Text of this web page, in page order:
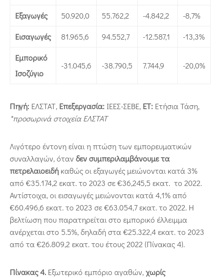
Εξαγωγές 50.920,0 55.762,2 -4.842,2 -8,7%
Εισαγωγές 81.965,6 94.552,7 -12.587,1 -13,3%
Εμπορικό
Ισοζύγιο
-31.045,6 -38.790,5 7.744,9 -20,0%
Πηγή: ΕΛΣΤΑΤ, Επεξεργασία: ΙΕΕΣ-ΣΕΒΕ, ΕΤ: Ετήσια Τάση,
*προσωρινά στοιχεία ΕΛΣΤΑΤ
Λιγότερο έντονη είναι η πτώση των εμπορευματικών
συναλλαγών, όταν δεν συμπεριλαμβάνουμε τα
πετρελαιοειδή καθώς οι εξαγωγές μειώνονται κατά 3%
από €35.174,2 εκατ. το 2023 σε €36,245,5 εκατ. το 2022.
Αντίστοιχα, οι εισαγωγές μειώνονται κατά 4,1% από
€60.496,6 εκατ. το 2023 σε €63.054,7 εκατ. το 2022. Η
βελτίωση που παρατηρείται στο εμπορικό έλλειμμα
ανέρχεται στο 5.5%, δηλαδή στα €25.322,4 εκατ. το 2023
από τα €26.809,2 εκατ. του έτους 2022 (Πίνακας 4).
Πίνακας 4. Εξωτερικό εμπόριο αγαθών,χωρίς